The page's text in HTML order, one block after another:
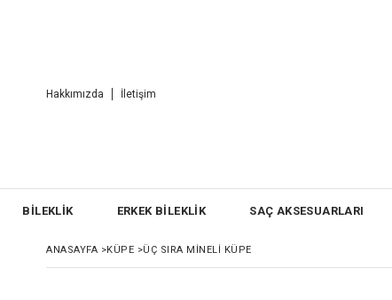
Hakkımızda İletişim
BİLEKLİK ERKEK BİLEKLİK SAÇ AKSESUARLARI
ANASAYFA >KÜPE >ÜÇ SIRA MINELI KÜPE